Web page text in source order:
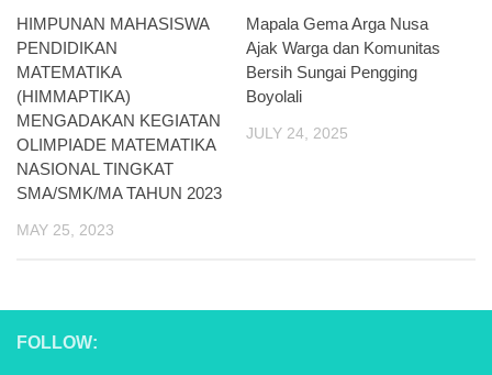
HIMPUNAN MAHASISWA
PENDIDIKAN
MATEMATIKA
(HIMMAPTIKA)
MENGADAKAN KEGIATAN
OLIMPIADE MATEMATIKA
NASIONAL TINGKAT
SMA/SMK/MA TAHUN 2023
MAY 25, 2023
Mapala Gema Arga Nusa
Ajak Warga dan Komunitas
Bersih Sungai Pengging
Boyolali
JULY 24, 2025
FOLLOW: